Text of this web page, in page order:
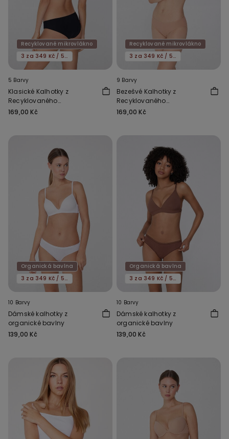
Recyklované mikrovlákno
3 za 349 Kč / 5 za 549 Kč
5 Barvy
Klasické Kalhotky z
Recyklovaného
Mikrovlákna
169,00 Kč
Recyklované mikrovlákno
3 za 349 Kč / 5 za 549 Kč
9 Barvy
Bezešvé Kalhotky z
Recyklovaného
Mikrovlákna
169,00 Kč
Organická bavlna
3 za 349 Kč / 5 za 549 Kč
10 Barvy
Dámské kalhotky z
organické bavlny
139,00 Kč
Organická bavlna
3 za 349 Kč / 5 za 549 Kč
10 Barvy
Dámské kalhotky z
organické bavlny
139,00 Kč